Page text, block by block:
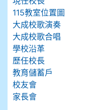
115教室位置圖
大成校歌演奏
大成校歌合唱
學校沿革
歷任校長
教育儲蓄戶
校友會
家長會